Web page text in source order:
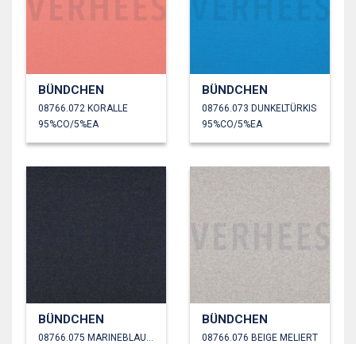
BÜNDCHEN
08766.072 KORALLE
95%CO/5%EA
BÜNDCHEN
08766.073 DUNKELTÜRKIS
95%CO/5%EA
BÜNDCHEN BÜNDCHEN
08766.076 BEIGE MELIERT